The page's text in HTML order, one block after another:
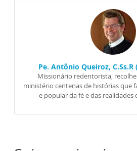
Pe. Antônio Queiroz,
Missionário redentorista,
ministério centenas de histórias que
e popular da fé e das realidades